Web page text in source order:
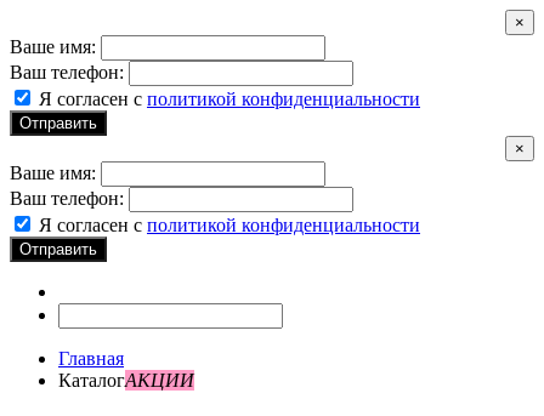
×
Ваше имя:
Ваш телефон:
Я согласен с политикой конфиденциальности
Отправить
×
Ваше имя:
Ваш телефон:
Я согласен с политикой конфиденциальности
Отправить
Главная
КаталогАКЦИИ